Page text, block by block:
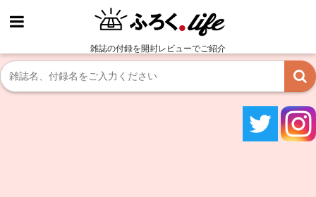
雑誌の付録を開封レビューでご紹介